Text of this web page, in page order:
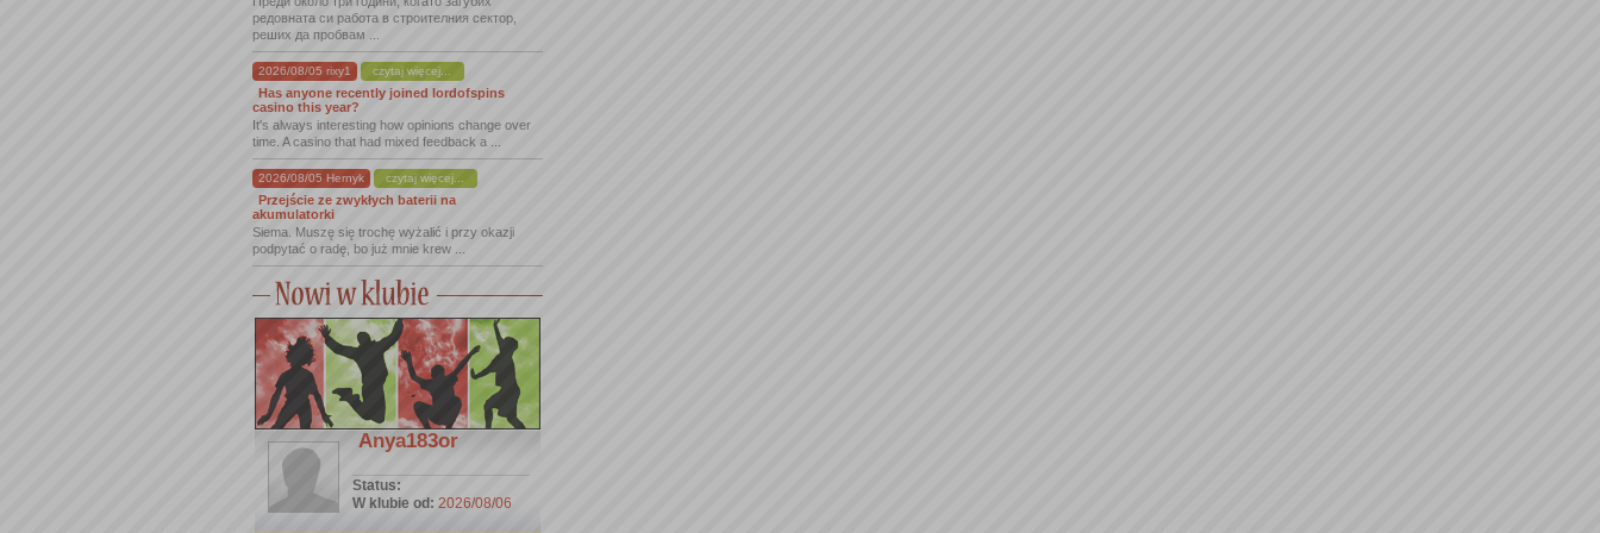
редовната си работа в строителния сектор,
реших да пробвам ...
2026/08/05 rixy1 czytaj więcej...
Has anyone recently joined lordofspins
casino this year?
It's always interesting how opinions change over
time. A casino that had mixed feedback a ...
2026/08/05 Hernyk czytaj więcej...
Przejście ze zwykłych baterii na
akumulatorki
Siema. Muszę się trochę wyżalić i przy okazji
podpytać o radę, bo już mnie krew ...
Anya183or
Status:
W klubie od: 2026/08/06